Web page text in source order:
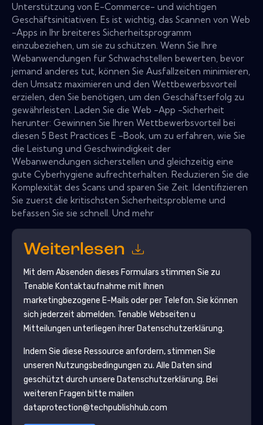
Unterstützung von E-Commerce- und wichtigen
Geschäftsinitiativen. Es ist wichtig, das Scannen von Web
-Apps in Ihr breiteres Sicherheitsprogramm
einzubeziehen, um sie zu schützen. Wenn Sie Ihre
Webanwendungen für Schwachstellen bewerten, bevor
jemand anderes tut, können Sie Ausfallzeiten minimieren,
den Umsatz maximieren und den Wettbewerbsvorteil
erzielen, den Sie benötigen, um den Geschäftserfolg zu
gewährleisten. Laden Sie die Web -App -Sicherheit
herunter: Gewinnen Sie Ihren Wettbewerbsvorteil bei
diesen 5 Best Practices E -Book, um zu erfahren, wie Sie
die Leistung und Geschwindigkeit der
Webanwendungen sicherstellen und gleichzeitig eine
gute Cyberhygiene aufrechterhalten. Reduzieren Sie die
Komplexität des Scans und sparen Sie Zeit. Identifizieren
Sie zuerst die kritischsten Sicherheitsprobleme und
befassen Sie sie schnell. Und mehr
Weiterlesen
Mit dem Absenden dieses Formulars stimmen Sie zu
Tenable Kontaktaufnahme mit Ihnen
marketingbezogene E-Mails oder per Telefon. Sie können
sich jederzeit abmelden. Tenable Webseiten u
Mitteilungen unterliegen ihrer Datenschutzerklärung.
Indem Sie diese Ressource anfordern, stimmen Sie
unseren Nutzungsbedingungen zu. Alle Daten sind
geschützt durch unsere Datenschutzerklärung. Bei
weiteren Fragen bitte mailen
dataprotection@techpublishhub.com